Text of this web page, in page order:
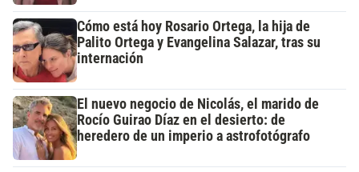
Cómo está hoy Rosario Ortega, la hija de
Palito Ortega y Evangelina Salazar, tras su
internación
El nuevo negocio de Nicolás, el marido de
Rocío Guirao Díaz en el desierto: de
heredero de un imperio a astrofotógrafo